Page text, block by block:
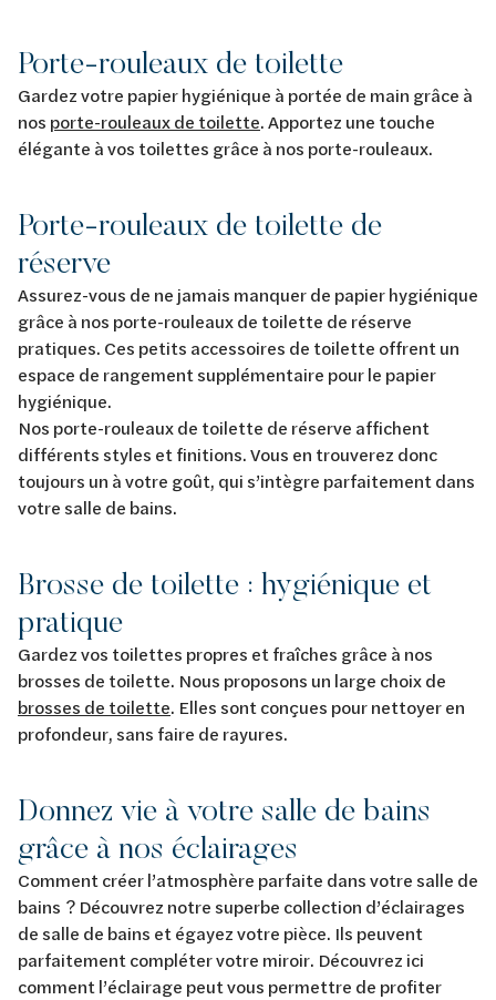
Porte-rouleaux de toilette
Gardez votre papier hygiénique à portée de main grâce à
nos porte-rouleaux de toilette. Apportez une touche
élégante à vos toilettes grâce à nos porte-rouleaux.
Porte-rouleaux de toilette de
réserve
Assurez-vous de ne jamais manquer de papier hygiénique
grâce à nos porte-rouleaux de toilette de réserve
pratiques. Ces petits accessoires de toilette offrent un
espace de rangement supplémentaire pour le papier
hygiénique.
Nos porte-rouleaux de toilette de réserve affichent
différents styles et finitions. Vous en trouverez donc
toujours un à votre goût, qui s’intègre parfaitement dans
votre salle de bains.
Brosse de toilette : hygiénique et
pratique
Gardez vos toilettes propres et fraîches grâce à nos
brosses de toilette. Nous proposons un large choix de
brosses de toilette. Elles sont conçues pour nettoyer en
profondeur, sans faire de rayures.
Donnez vie à votre salle de bains
grâce à nos éclairages
Comment créer l’atmosphère parfaite dans votre salle de
bains ? Découvrez notre superbe collection d’éclairages
de salle de bains et égayez votre pièce. Ils peuvent
parfaitement compléter votre miroir. Découvrez ici
comment l’éclairage peut vous permettre de profiter